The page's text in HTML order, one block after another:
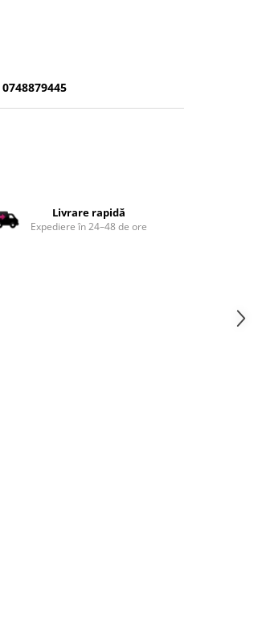
0748879445
Livrare rapidă
Expediere în 24–48 de ore